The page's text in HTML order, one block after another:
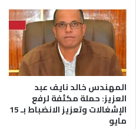
المهندس خالد نايف عبد
العزيز: حملة مكثفة لرفع
الإشغالات وتعزيز الانضباط بـ 15
مايو